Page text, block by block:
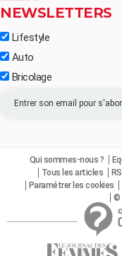
NEWSLETTERS
Lifestyle
Auto
Bricolage
Qui sommes-nous ?
Tous les articles
Paramétrer les cookies
©